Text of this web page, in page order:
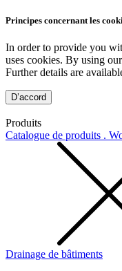
Principes concernant les
In order to provide you
uses cookies. By using
Further details are
D’accord
Produits
Catalogue de produits .
Drainage de bâtiments